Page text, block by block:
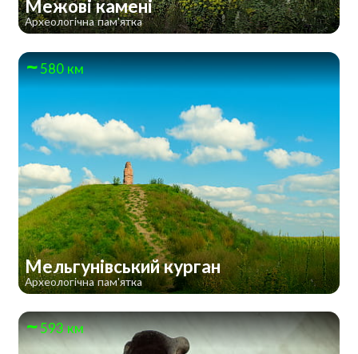
Межові камені
Археологічна пам'ятка
580 км
Мельгунівський курган
Археологічна пам'ятка
593 км